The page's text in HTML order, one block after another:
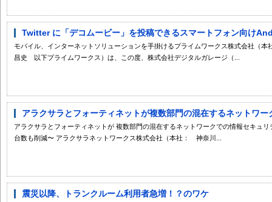
Twitter に「デコムービー」を投稿できるスマートフォン向け
モバイル、インターネットソリューションを手掛けるプライムワークス株式会社（
昌史 以下プライムワークス）は、この度、株式会社デジタルガレージ（...
アラクサラとフォーティネットが複数部門の混在するネットワー
アラクサラとフォーティネットが 複数部門の混在するネットワークでの情報セキュ
台数も削減〜 アラクサラネットワークス株式会社（本社： 神奈川...
震災以降、トランクルーム利用者急増！？のワケ